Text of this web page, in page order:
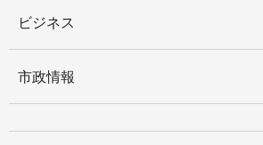
ビジネス
市政情報